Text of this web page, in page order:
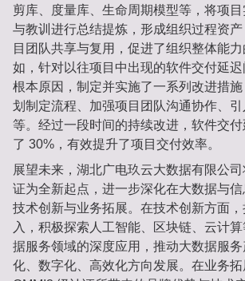
剪库、度量库、生命周期模型等，将项
与教训进行总结提炼，形成组织过程资
目团队共享与复用，促进了组织整体能
如，针对以往项目中出现的软件交付延
根本原因，制定并实施了一系列改进措
划制定流程、加强项目团队沟通协作、
等。经过一段时间的持续改进，软件交
了 30%，有效提升了项目交付效率。
展望未来，湖北广电玖云大数据有限公司
证为全新起点，进一步深化在大数据与
技术创新与业务拓展。在技术创新方面
入，积极探索人工智能、区块链、云计
据服务领域的深度应用，推动大数据服
化、数字化、高效化方向发展。在业务